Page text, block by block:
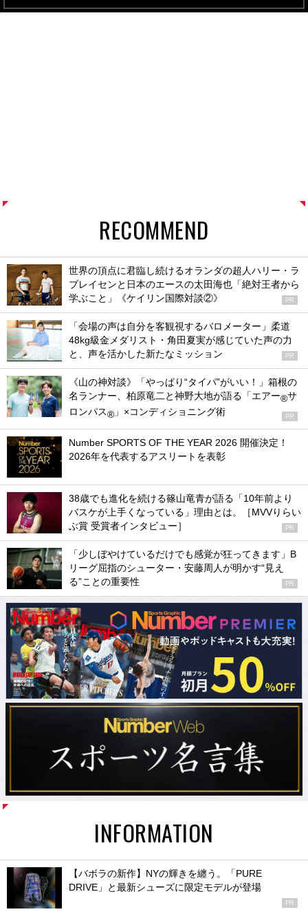
RECOMMEND
世界の頂点に君臨し続けるオランダの超人ハリー・ラ
ブレイセンと日本のエースの太田海也「絶対王者から
学ぶこと」《ケイリン国際対談②》
PR
「会場の声は自分を客観視するバロメーター」柔道
48kg級金メダリスト・角田夏実が感じていた声の力
と、声を活かした新たなミッション
PR
《山の神対談》「やっぱり“タイパ”がいい！」箱根の
名ランナー、柏原竜二と神野大地が語る「エアー®サ
ロンパス® 」×コンディショニング術 PR
Number SPORTS OF THE YEAR 2026 開催決定！
2026年を代表するアスリートを表彰
38歳でも進化を続ける篠山竜青が語る「10年前より
バスケが上手くなっている」理由とは。［MVVりらい
ぶ賞 受賞者インタビュー］
PR
「少しぼやけているだけでも感覚が狂ってきます」B
リーグ屈指のシューター・安藤周人が明かす“見え
る”ことの重要性
PR
INFORMATION
【バボラの新作】NYの輝きを纏う。「PURE
DRIVE」と最新シューズに限定モデルが登場
PR